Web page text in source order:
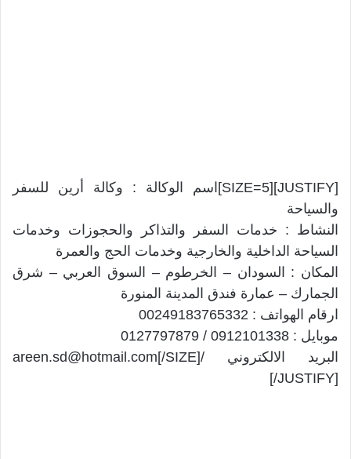
[JUSTIFY][SIZE=5]اسم الوكالة : وكالة أرين للسفر
والسياحة
النشاط : خدمات السفر والتذاكر والحجوزات وخدمات
السياحة الداخلية والخارجية وخدمات الحج والعمرة
المكان : السودان – الخرطوم – السوق العربي – شرق
الجمارك – عمارة فندق المدينة المنورة
ارقام الهواتف : 00249183765332
موبايل : 0912101338 / 0127797879
البريد الالكتروني /areen.sd@hotmail.com[/SIZE]
[/JUSTIFY]